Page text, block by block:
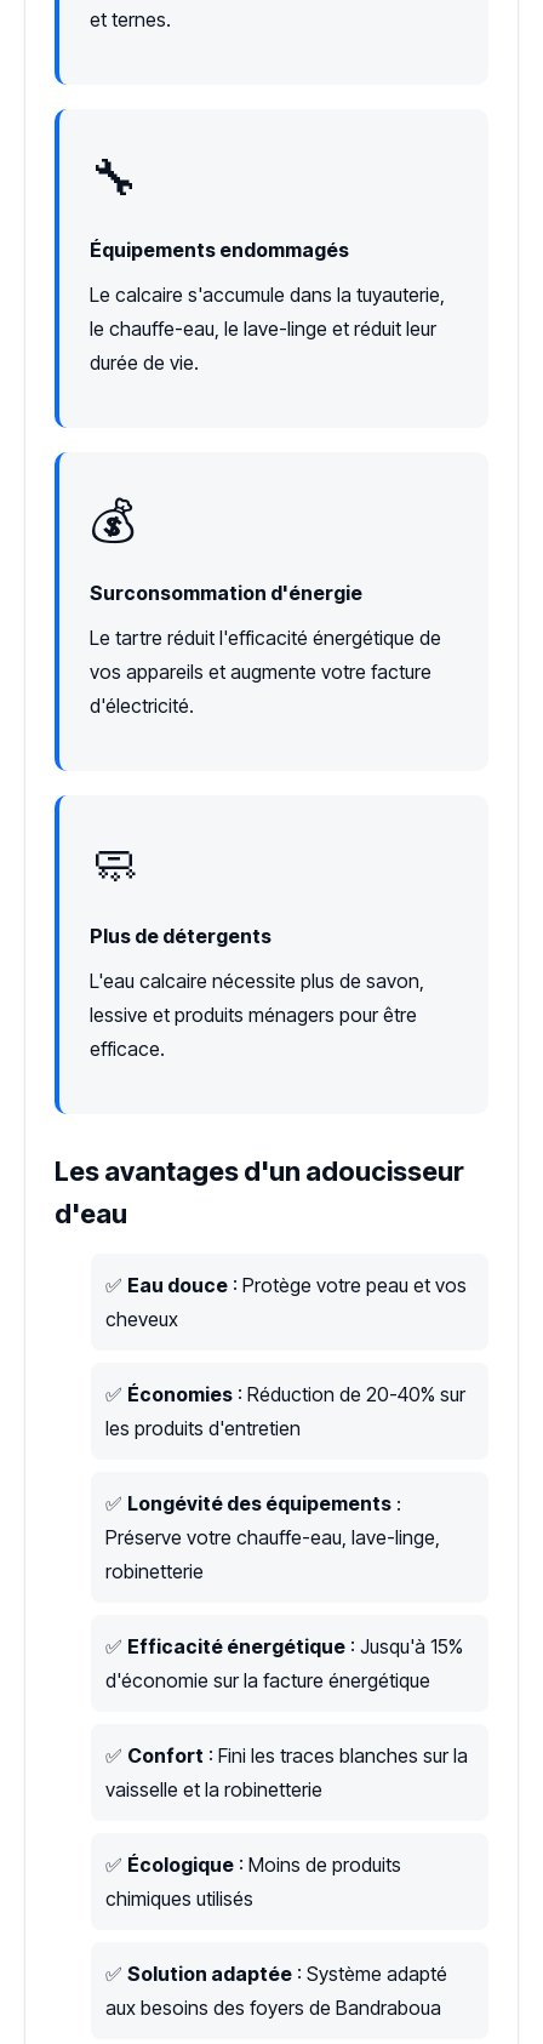
et ternes.
🔧
Équipements endommagés
Le calcaire s'accumule dans la tuyauterie,
le chauffe-eau, le lave-linge et réduit leur
durée de vie.
💰
Surconsommation d'énergie
Le tartre réduit l'efficacité énergétique de
vos appareils et augmente votre facture
d'électricité.
🧼
Plus de détergents
L'eau calcaire nécessite plus de savon,
lessive et produits ménagers pour être
efficace.
Les avantages d'un adoucisseur
d'eau
✅ Eau douce : Protège votre peau et vos
cheveux
✅ Économies : Réduction de 20-40% sur
les produits d'entretien
✅ Longévité des équipements :
Préserve votre chauffe-eau, lave-linge,
robinetterie
✅ Efficacité énergétique : Jusqu'à 15%
d'économie sur la facture énergétique
✅ Confort : Fini les traces blanches sur la
vaisselle et la robinetterie
✅ Écologique : Moins de produits
chimiques utilisés
✅ Solution adaptée : Système adapté
aux besoins des foyers de Bandraboua